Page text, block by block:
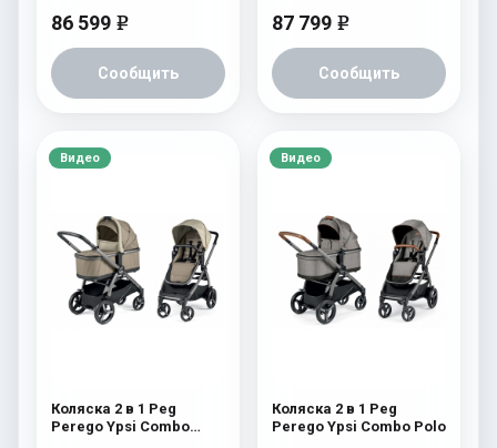
86 599 e
Сообщить
87 799 e
Сообщить
Видео
Коляска 2 в 1 Peg
Perego Ypsi Combo
Видео
Коляска 2 в 1 Peg
Perego Ypsi Combo Polo